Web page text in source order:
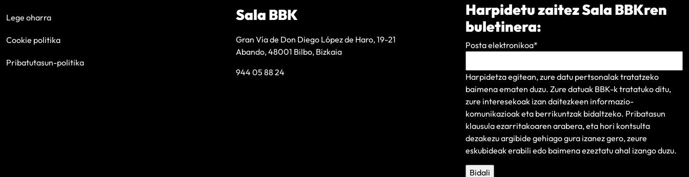
Lege oharra
Cookie politika
Pribatutasun-politika
Sala BBK
Gran Vía de Don Diego López de Haro, 19-21
Abando, 48001 Bilbo, Bizkaia
944 05 88 24
Harpidetu zaitez Sala BBKren
buletinera:
Posta elektronikoa*
Harpidetza egitean, zure datu pertsonalak tratatzeko
baimena ematen duzu. Zure datuak BBK-k tratatuko ditu,
zure interesekoak izan daitezkeen informazio-
komunikazioak eta berrikuntzak bidaltzeko. Pribatasun
klausulaezarritakoaren arabera, eta hori kontsulta
dezakezu argibide gehiago gura izanez gero, zeure
eskubideak erabili edo baimena ezeztatu ahal izango duzu.